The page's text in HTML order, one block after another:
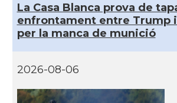
La Casa Blanca prova de
enfrontament entre Trump
per la manca de munició
2026-08-06